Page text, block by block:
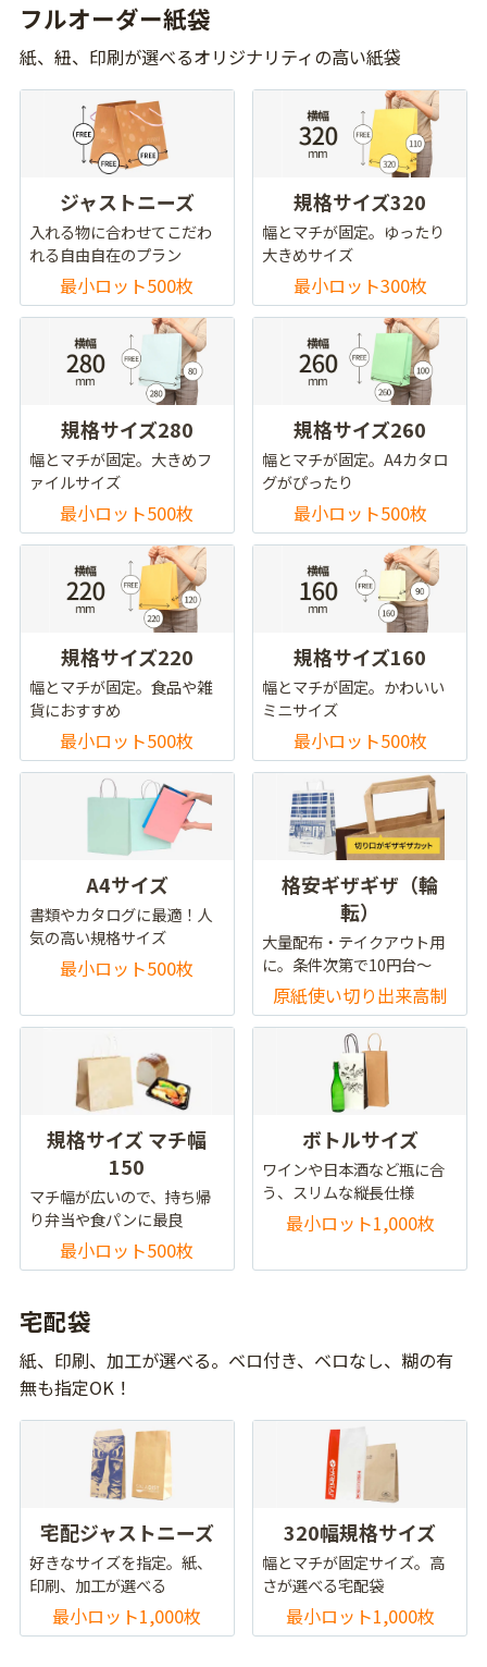
フルオーダー紙袋
紙、紐、印刷が選べるオリジナリティの高い紙袋
ジャストニーズ
入れる物に合わせてこだわ
れる自由自在のプラン
最小ロット500枚
規格サイズ320
幅とマチが固定。ゆったり
大きめサイズ
最小ロット300枚
規格サイズ280
幅とマチが固定。大きめフ
ァイルサイズ
最小ロット500枚
規格サイズ260
幅とマチが固定。A4カタロ
グがぴったり
最小ロット500枚
規格サイズ220
幅とマチが固定。食品や雑
貨におすすめ
最小ロット500枚
規格サイズ160
幅とマチが固定。かわいい
ミニサイズ
最小ロット500枚
A4サイズ
書類やカタログに最適！人
気の高い規格サイズ
最小ロット500枚
格安ギザギザ（輪
転）
大量配布・テイクアウト用
に。条件次第で10円台～
原紙使い切り出来高制
規格サイズ マチ幅
150
マチ幅が広いので、持ち帰
り弁当や食パンに最良
最小ロット500枚
ボトルサイズ
ワインや日本酒など瓶に合
う、スリムな縦長仕様
最小ロット1,000枚
宅配袋
紙、印刷、加工が選べる。ベロ付き、ベロなし、糊の有
無も指定OK！
宅配ジャストニーズ
好きなサイズを指定。紙、
印刷、加工が選べる
最小ロット1,000枚
320幅規格サイズ
幅とマチが固定サイズ。高
さが選べる宅配袋
最小ロット1,000枚